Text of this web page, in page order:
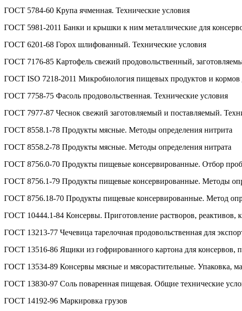
ГОСТ 5784-60 Крупа ячменная. Технические условия
ГОСТ 5981-2011 Банки и крышки к ним металлические для
ГОСТ 6201-68 Горох шлифованный. Технические условия
ГОСТ 7176-85 Картофель свежий продовольственный,
ГОСТ ISO 7218-2011 Микробиология пищевых продуктов и
ГОСТ 7758-75 Фасоль продовольственная. Технические условия
ГОСТ 7977-87 Чеснок свежий заготовляемый и поставляемый.
ГОСТ 8558.1-78 Продукты мясные. Методы определения нитрита
ГОСТ 8558.2-78 Продукты мясные. Методы определения нитрата
ГОСТ 8756.0-70 Продукты пищевые консервированные. Отбор
ГОСТ 8756.1-79 Продукты пищевые консервированные. Методы
ГОСТ 8756.18-70 Продукты пищевые консервированные. Метод
ГОСТ 10444.1-84 Консервы. Приготовление растворов, реактивов,
ГОСТ 13213-77 Чечевица тарелочная продовольственная для
ГОСТ 13516-86 Ящики из гофрированного картона для консервов,
ГОСТ 13534-89 Консервы мясные и мясорастительные. Упаковка,
ГОСТ 13830-97 Соль поваренная пищевая. Общие технические
ГОСТ 14192-96 Маркировка грузов